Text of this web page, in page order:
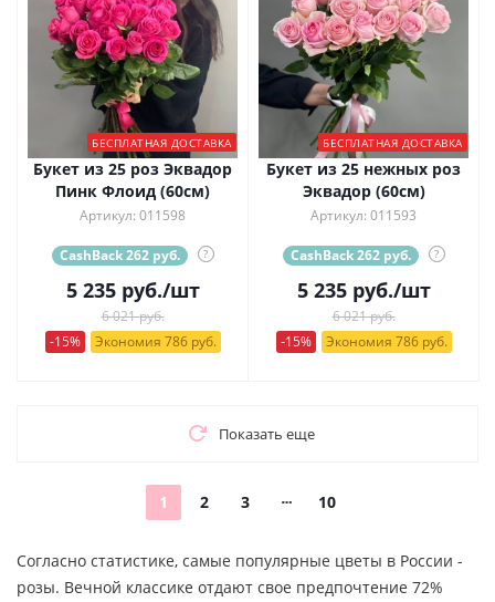
БЕСПЛАТНАЯ ДОСТАВКА
Букет из 25 роз Эквадор
Пинк Флоид (60см)
Артикул: 011598
CashBack 262 руб. ?
5 235руб./шт
6 021 руб.
-15%
Экономия 786 руб.
БЕСПЛАТНАЯ ДОСТАВКА
Букет из 25 нежных роз
Эквадор (60см)
Артикул: 011593
CashBack 262 руб. ?
5 235руб./шт
6 021 руб.
-15%
Экономия 786 руб.
Показать еще
1 2 3 10
Согласно статистике, самые популярные цветы в России -
розы. Вечной классике отдают свое предпочтение 72%